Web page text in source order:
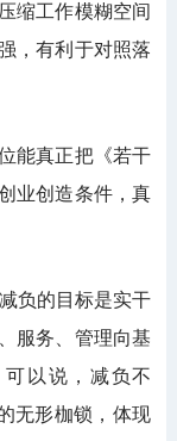
缩工作模糊空间
，有利于对照落
能真正把《若干
业创造条件，真
负的目标是实干
服务、管理向基
以说，减负不
无形枷锁，体现